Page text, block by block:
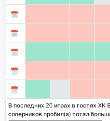
В последних 20 играх в гостях
соперников пробил(а) тотал